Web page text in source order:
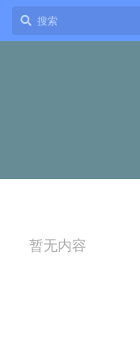
暂无内容